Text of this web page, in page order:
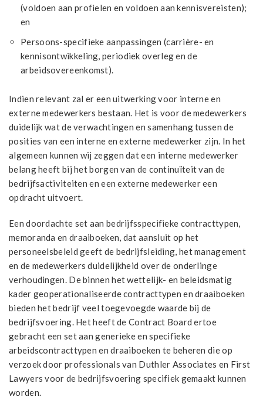
(voldoen aan profielen en voldoen aan kennisvereisten);
en
Persoons-specifieke aanpassingen (carrière- en
kennisontwikkeling, periodiek overleg en de
arbeidsovereenkomst).
Indien relevant zal er een uitwerking voor interne en
externe medewerkers bestaan. Het is voor de medewerkers
duidelijk wat de verwachtingen en samenhang tussen de
posities van een interne en externe medewerker zijn. In het
algemeen kunnen wij zeggen dat een interne medewerker
belang heeft bij het borgen van de continuïteit van de
bedrijfsactiviteiten en een externe medewerker een
opdracht uitvoert.
Een doordachte set aan bedrijfsspecifieke contracttypen,
memoranda en draaiboeken, dat aansluit op het
personeelsbeleid geeft de bedrijfsleiding, het management
en de medewerkers duidelijkheid over de onderlinge
verhoudingen. De binnen het wettelijk- en beleidsmatig
kader geoperationaliseerde contracttypen en draaiboeken
bieden het bedrijf veel toegevoegde waarde bij de
bedrijfsvoering. Het heeft de Contract Board ertoe
gebracht een set aan generieke en specifieke
arbeidscontracttypen en draaiboeken te beheren die op
verzoek door professionals van Duthler Associates en First
Lawyers voor de bedrijfsvoering specifiek gemaakt kunnen
worden.